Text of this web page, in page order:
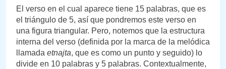
El verso en el cual aparece tiene 15 palabras, que es
el triángulo de 5, así que pondremos este verso en
una figura triangular. Pero, notemos que la estructura
interna del verso (definida por la marca de la melódica
llamada etnajta, que es como un punto y seguido) lo
divide en 10 palabras y 5 palabras. Contextualmente,